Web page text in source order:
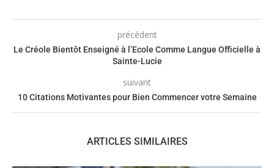
précédent
Le Créole Bientôt Enseigné à l’Ecole Comme Langue Officielle à
Sainte-Lucie
suivant
10 Citations Motivantes pour Bien Commencer votre Semaine
ARTICLES SIMILAIRES